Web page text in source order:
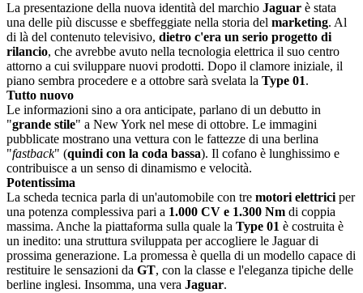
La presentazione della nuova identità del marchio Jaguar è stata
una delle più discusse e sbeffeggiate nella storia del marketing. Al
di là del contenuto televisivo, dietro c'era un serio progetto di
rilancio, che avrebbe avuto nella tecnologia elettrica il suo centro
attorno a cui sviluppare nuovi prodotti. Dopo il clamore iniziale, il
piano sembra procedere e a ottobre sarà svelata la Type 01.
Tutto nuovo
Le informazioni sino a ora anticipate, parlano di un debutto in
"grande stile" a New York nel mese di ottobre. Le immagini
pubblicate mostrano una vettura con le fattezze di una berlina
"fastback" (quindi con la coda bassa). Il cofano è lunghissimo e
contribuisce a un senso di dinamismo e velocità.
Potentissima
La scheda tecnica parla di un'automobile con tre motori elettrici per
una potenza complessiva pari a 1.000 CV e 1.300 Nm di coppia
massima. Anche la piattaforma sulla quale la Type 01 è costruita è
un inedito: una struttura sviluppata per accogliere le Jaguar di
prossima generazione. La promessa è quella di un modello capace di
restituire le sensazioni da GT, con la classe e l'eleganza tipiche delle
berline inglesi. Insomma, una vera Jaguar.